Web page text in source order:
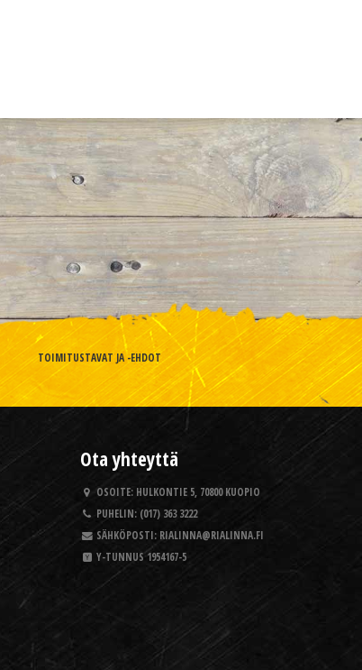
TOIMITUSTAVAT JA -EHDOT
Ota yhteyttä
OSOITE: HULKONTIE 5, 70800 KUOPIO
PUHELIN: (017) 363 3222
SÄHKÖPOSTI: RIALINNA@RIALINNA.FI
Y-TUNNUS1954167-5